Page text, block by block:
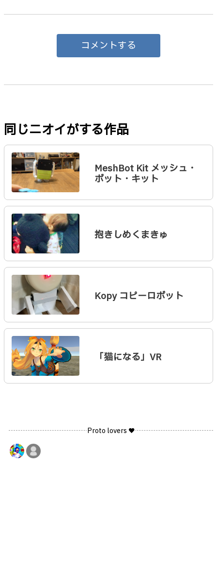
コメントする
同じニオイがする作品
MeshBot Kit メッシュ・
ボット・キット
抱きしめくまきゅ
Kopy コピーロボット
「猫になる」VR
Proto lovers ♥